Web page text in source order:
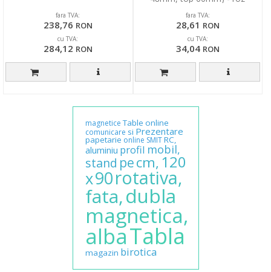
fara TVA:
238,76 RON
cu TVA:
284,12 RON
fara TVA:
28,61 RON
cu TVA:
34,04 RON
magnetice Table online
comunicare si Prezentare
papetarie online SMIT RC,
aluminiu profil mobil,
stand pecm, 120
x90rotativa,
fata,dubla
magnetica,
albaTabla
magazin birotica